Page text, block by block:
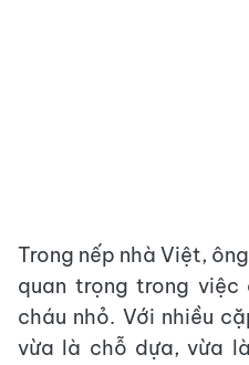
Trong nếp nhà Việt,
quan trọng trong
cháu nhỏ. Với nhiều
vừa là chỗ dựa, vừa